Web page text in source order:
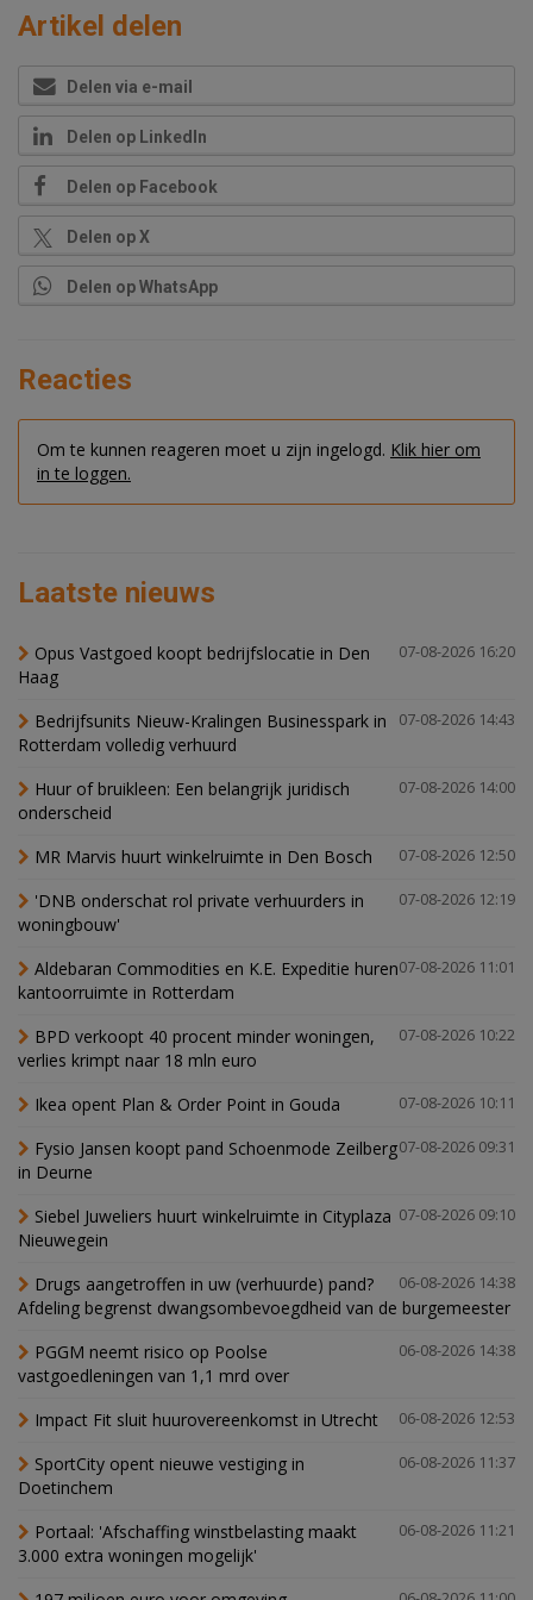
Artikel delen
Delen via e-mail
Delen op LinkedIn
Delen op Facebook
Delen op X
Delen op WhatsApp
Reacties
Om te kunnen reageren moet u zijn ingelogd. Klik hier om
in te loggen.
Laatste nieuws
07-08-2026 16:20
Opus Vastgoed koopt bedrijfslocatie in Den
Haag
07-08-2026 14:43
Bedrijfsunits Nieuw-Kralingen Businesspark in
Rotterdam volledig verhuurd
07-08-2026 14:00
Huur of bruikleen: Een belangrijk juridisch
onderscheid
07-08-2026 12:50
MR Marvis huurt winkelruimte in Den Bosch
07-08-2026 12:19
'DNB onderschat rol private verhuurders in
woningbouw'
07-08-2026 11:01
Aldebaran Commodities en K.E. Expeditie huren
kantoorruimte in Rotterdam
07-08-2026 10:22
BPD verkoopt 40 procent minder woningen,
verlies krimpt naar 18 mln euro
07-08-2026 10:11
Ikea opent Plan & Order Point in Gouda
07-08-2026 09:31
Fysio Jansen koopt pand Schoenmode Zeilberg
in Deurne
07-08-2026 09:10
Siebel Juweliers huurt winkelruimte in Cityplaza
Nieuwegein
06-08-2026 14:38
Drugs aangetroffen in uw (verhuurde) pand?
Afdeling begrenst dwangsombevoegdheid van de burgemeester
06-08-2026 14:38
PGGM neemt risico op Poolse
vastgoedleningen van 1,1 mrd over
06-08-2026 12:53
Impact Fit sluit huurovereenkomst in Utrecht
06-08-2026 11:37
SportCity opent nieuwe vestiging in
Doetinchem
06-08-2026 11:21
Portaal: 'Afschaffing winstbelasting maakt
3.000 extra woningen mogelijk'